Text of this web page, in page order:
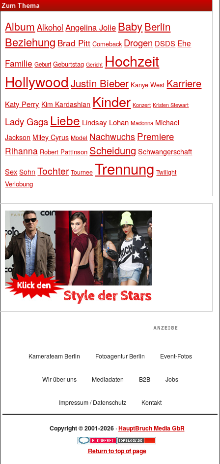
Zum Thema
Album Alkohol Angelina Jolie BabyBerlin
Beziehung Brad Pitt Comeback Drogen DSDS Ehe
Familie Geburt Geburtstag Gericht Hochzeit
Hollywood Justin Bieber Kanye West Karriere
Katy Perry Kim Kardashian Kinder Konzert Kristen Stewart
Lady Gaga Liebe Lindsay Lohan Madonna Michael
Jackson Miley Cyrus Model Nachwuchs Premiere
Rihanna Robert Pattinson Scheidung Schwangerschaft
Sex Sohn Tochter Tournee Trennung Twilight
Verlobung
Kamerateam Berlin Fotoagentur Berlin Event-Fotos
Wir über uns Mediadaten B2B Jobs
Impressum / Datenschutz Kontakt
Copyright © 2001-2026 ·HauptBruch Media GbR
Return to top of page